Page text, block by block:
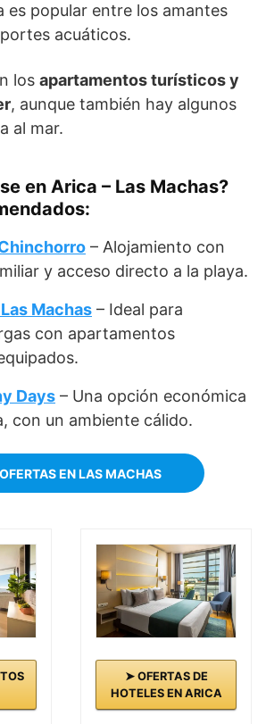
es popular entre los amantes
acuáticos.
los apartamentos turísticos y
, aunque también hay algunos
al mar.
en Arica – Las Machas?
– Alojamiento con
y acceso directo a la playa.
Machas – Ideal para
con apartamentos
Days – Una opción económica
con un ambiente cálido.
EN LAS MACHAS
➤ OFERTAS DE
HOTELES EN ARICA